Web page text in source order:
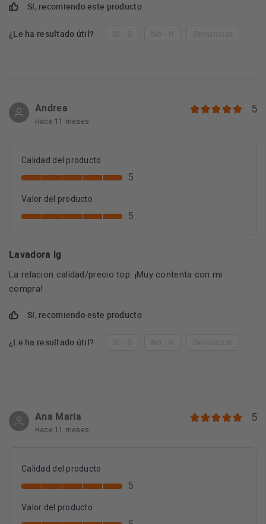
Sí, recomiendo este producto
¿Le ha resultado útil?
Andrea
Hace 11 meses
5
Calidad del producto
5
Valor del producto
5
Lavadora lg
La relacion calidad/precio top. ¡Muy contenta con mi
compra!
Sí, recomiendo este producto
¿Le ha resultado útil?
Ana Maria
Hace 11 meses
5
Calidad del producto
5
Valor del producto